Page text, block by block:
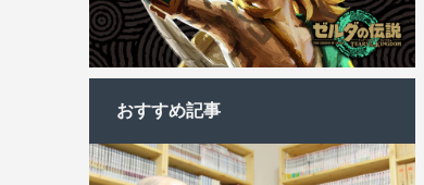
おすすめ記事